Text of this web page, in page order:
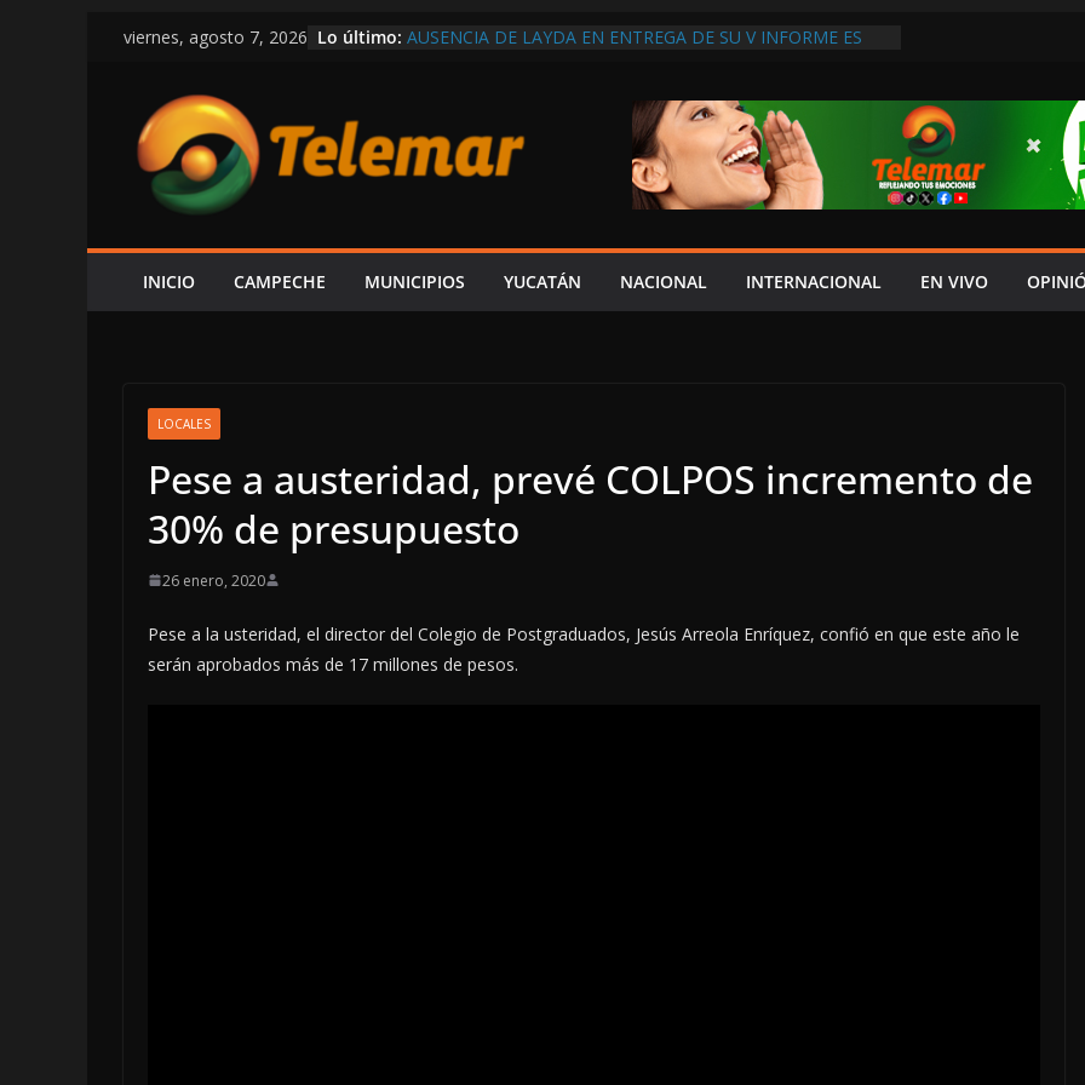
Saltar
contenido
viernes, agosto 7, 2026 Lo último: AUSENCIA DE LAYDA EN ENTREGA DE SU V INFORME ES
COMUNIDAD IMPARABLE DEL AYUNTAMIENTO DE
CAMPECHE LLEGA A SAN AGUSTÍN OLÁ
LAMENTA PAUL ARCE EL PÉSIMO SERVICIO DE SALUD EN
EL ESTADO; “VECINOS DE LA LEOVIGILDO ACUSAN FALTA
DE MEDICINAS Y DE ATENCIÓN”
POR ACTOS ANTICIPADOS DE CAMPAÑA; EXIGE REVISAR
ORIGEN DE RECURSOS UTILIZADOS
INICIO CAMPECHE MUNICIPIOS YUCATÁN NACIONAL INTERNACIONAL EN VIVO
LOCALES
Pese a austeridad, prevé COLPOS incremento de
30% de presupuesto
26 enero, 2020
Pese a la usteridad, el director del Colegio de Postgraduados, Jesús Arreola Enríquez, confió en que este año le
serán aprobados más de 17 millones de pesos.
JAGUAR: 07 DE